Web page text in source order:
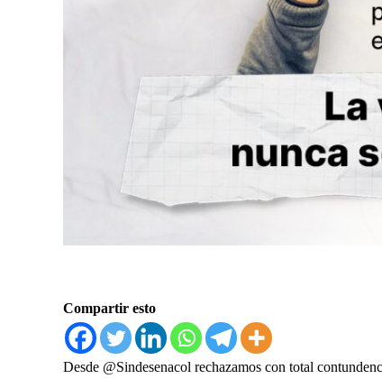
Compartir esto
Desde @Sindesenacol rechazamos con total